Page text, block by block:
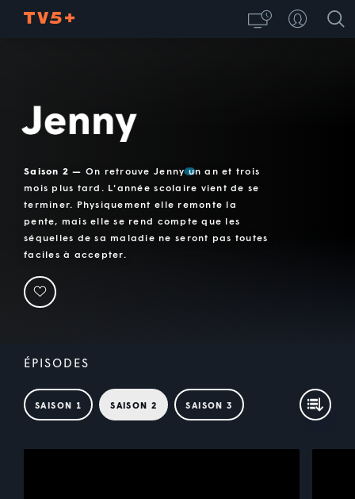
Saison 2 — On retrouve Jenny un an et trois
mois plus tard. L'année scolaire vient de se
terminer. Physiquement elle remonte la
pente, mais elle se rend compte que les
séquelles de sa maladie ne seront pas toutes
faciles à accepter.
ÉPISODES
SAISON 1 SAISON 2 SAISON 3